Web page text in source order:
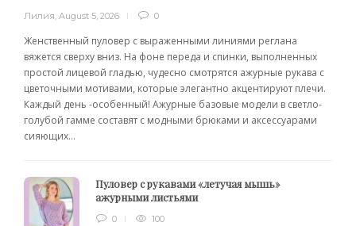
Лилия, August 5, 2026 0
Женственный пуловер с выраженными линиями реглана
вяжется сверху вниз. На фоне переда и спинки, выполненных
простой лицевой гладью, чудесно смотрятся ажурные рукава с
цветочными мотивами, которые элегантно акцентируют плечи.
Каждый день -особенный! Ажурные базовые модели в светло-
голубой гамме составят с модными брюками и аксессуарами
сияющих...
Пуловер с рукавами «летучая мышь»
ажурными листьями
0 100